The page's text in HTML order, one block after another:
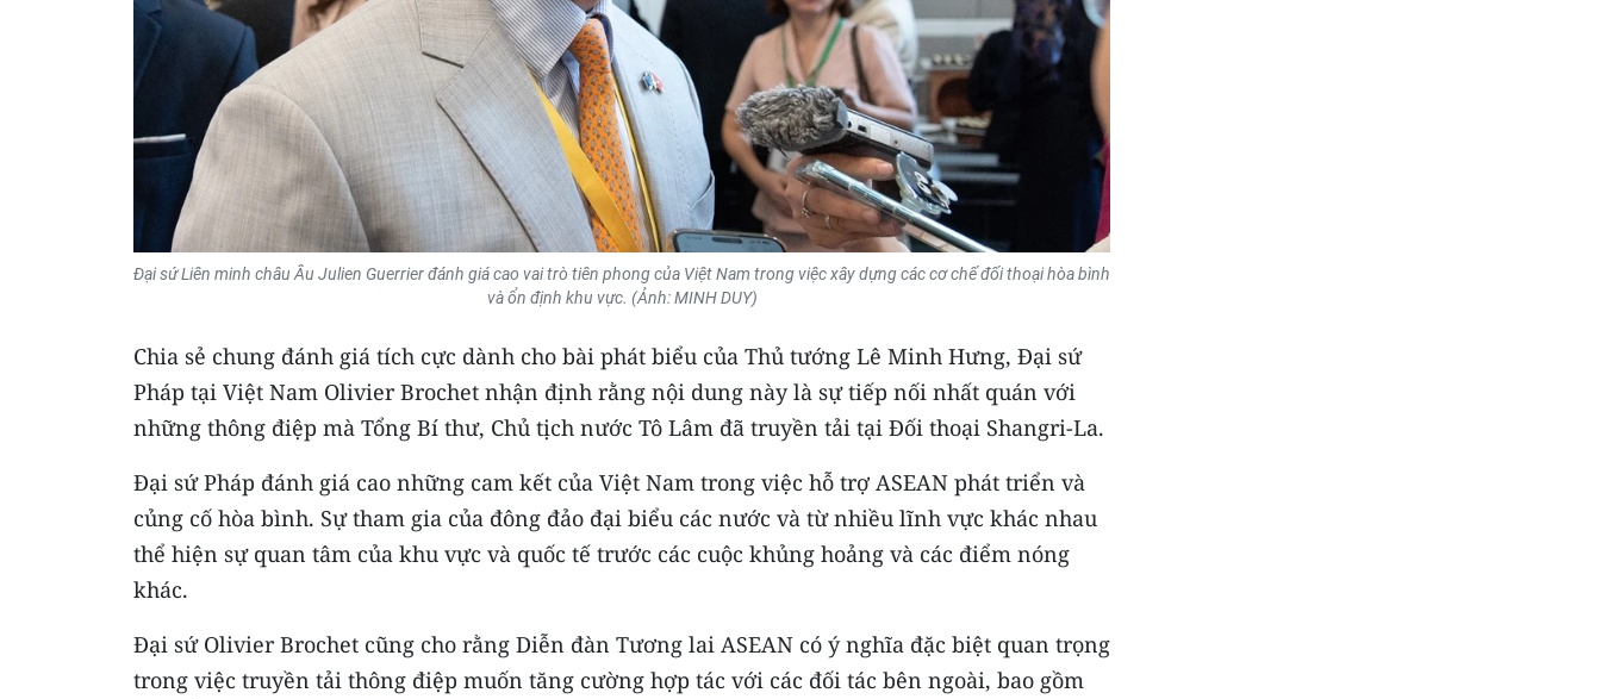
Đại sứ Liên minh châu Âu Julien Guerrier đánh giá cao vai trò tiên phong của Việt Nam trong việc xây dựng các cơ chế đối thoại hòa bình
và ổn định khu vực. (Ảnh: MINH DUY)
Chia sẻ chung đánh giá tích cực dành cho bài phát biểu của Thủ tướng Lê Minh Hưng, Đại sứ
Pháp tại Việt Nam Olivier Brochet nhận định rằng nội dung này là sự tiếp nối nhất quán với
những thông điệp mà Tổng Bí thư, Chủ tịch nước Tô Lâm đã truyền tải tại Đối thoại Shangri-La.
Đại sứ Pháp đánh giá cao những cam kết của Việt Nam trong việc hỗ trợ ASEAN phát triển và
củng cố hòa bình. Sự tham gia của đông đảo đại biểu các nước và từ nhiều lĩnh vực khác nhau
thể hiện sự quan tâm của khu vực và quốc tế trước các cuộc khủng hoảng và các điểm nóng
khác.
Đại sứ Olivier Brochet cũng cho rằng Diễn đàn Tương lai ASEAN có ý nghĩa đặc biệt quan trọng
trong việc truyền tải thông điệp muốn tăng cường hợp tác với các đối tác bên ngoài, bao gồm